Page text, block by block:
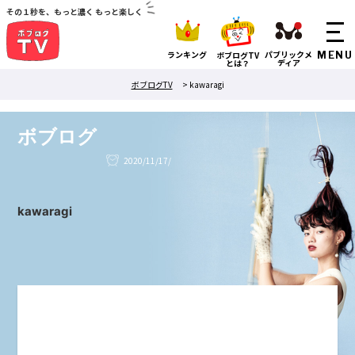
その１秒を、もっと濃く もっと楽しく
ランキング ボブログTV
とは？
パブリックメ
ディア
ボブログTV
> kawaragi
ボブログ
2020/11/17/
kawaragi